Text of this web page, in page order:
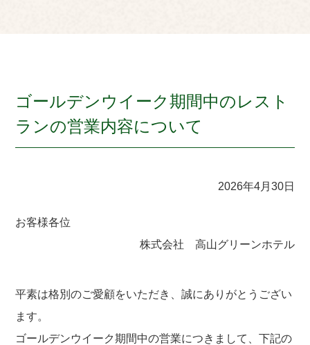
ゴールデンウイーク期間中のレスト
ランの営業内容について
2026年4月30日
お客様各位
株式会社 高山グリーンホテル
平素は格別のご愛顧をいただき、誠にありがとうござい
ます。
ゴールデンウイーク期間中の営業につきまして、下記の